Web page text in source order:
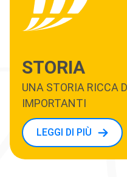
STORIA
UNA STORIA RICCA
IMPORTANTI
LEGGI DI PIÙ